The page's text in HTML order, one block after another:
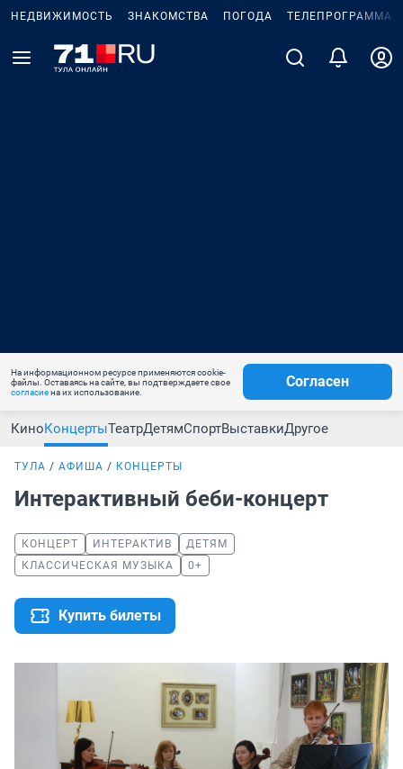
НЕДВИЖИМОСТЬ ЗНАКОМСТВА ПОГОДА ТЕЛЕПРОГРАММА
На информационном ресурсе применяются cookie-
файлы. Оставаясь на сайте, вы подтверждаете свое
согласиена их использование.
Согласен
КиноКонцертыТеатрДетямСпортВыставкиДругое
ТУЛА АФИША КОНЦЕРТЫ
Интерактивный беби-концерт
КОНЦЕРТ ИНТЕРАКТИВ
ДЕТЯМ
КЛАССИЧЕСКАЯ МУЗЫКА
0+
Купить билеты